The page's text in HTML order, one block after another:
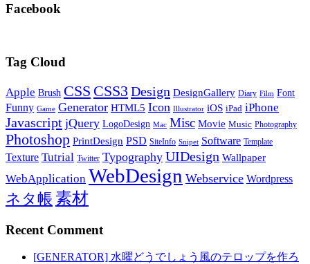
Facebook
Tag Cloud
Apple Brush CSS CSS3 Design DesignGallery Diary Film Font
Funny Game Generator HTML5 Icon Illustrator iOS iPad iPhone
Javascript jQuery LogoDesign Mac Misc Movie Music Photography
Photoshop PrintDesign PSD SiteInfo Snipet Software Template
Texture Tutrial Twitter Typography UIDesign Wallpaper
WebApplication WebDesign Webservice Wordpress
ネタ帳 素材
Recent Comment
[GENERATOR] 水曜どうでしょう風のテロップを作ろ